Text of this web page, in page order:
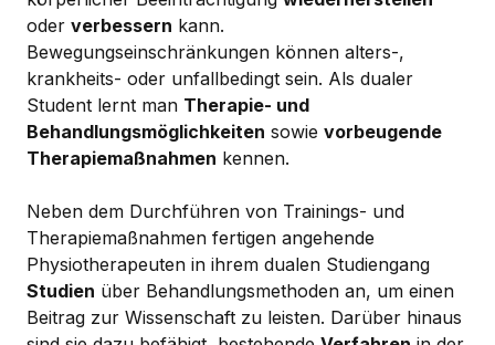
oder verbessern kann.
Bewegungseinschränkungen können alters-,
krankheits- oder unfallbedingt sein. Als dualer
Student lernt man Therapie- und
Behandlungsmöglichkeiten sowie vorbeugende
Therapiemaßnahmen kennen.
Neben dem Durchführen von Trainings- und
Therapiemaßnahmen fertigen angehende
Physiotherapeuten in ihrem dualen Studiengang
Studien über Behandlungsmethoden an, um einen
Beitrag zur Wissenschaft zu leisten. Darüber hinaus